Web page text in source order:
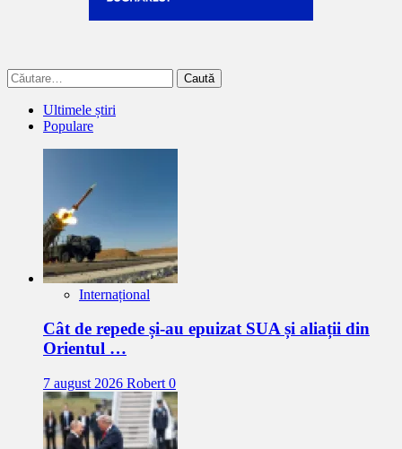
Caută
după:
Ultimele știri
Populare
Internațional
Cât de repede și-au epuizat SUA și aliații din
Orientul …
7 august 2026 Robert 0